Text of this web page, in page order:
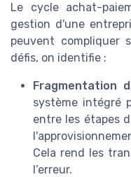
Le cycle achat-
gestion d'une
peuvent compliquer
défis, on identifie :
Fragmentation
système intégré
entre les étapes
Cela rend les
l’erreur.